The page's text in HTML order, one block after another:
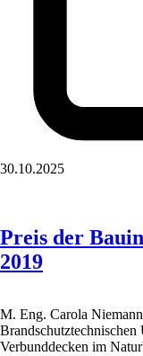
30.10.2025
Preis der
2019
M. Eng. Carola
Verbunddecken im